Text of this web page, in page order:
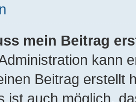
mein Beitrag
kann
Beitrag erstellt
ist auch möglich,